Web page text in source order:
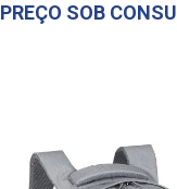
PREÇO SOB